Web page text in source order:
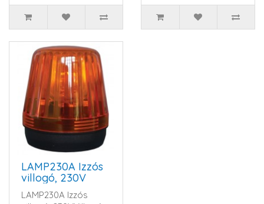
LAMP230A Izzós
villogó, 230V
LAMP230A Izzós